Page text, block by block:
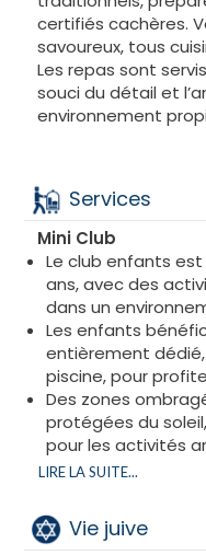
privée, pour un
Espaces généreux
Tous les
50 m² à 400 m²,
bien-être optimaux
certifiés cachères.
savoureux, tous
Les repas sont
souci du détail et
environnement
Services
Mini Club
Le club enfants est
ans, avec des
dans un
Les enfants
entièrement
piscine, pour
Des zones
protégées du
pour les activités
de besoin.
assurant confort
journée.
LIRE LA SUITE...
Vie juive